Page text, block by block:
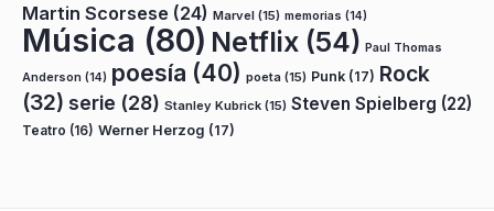
Martin Scorsese (24) Marvel (15) memorias (14)
Música (80) Netflix (54) Paul Thomas
Anderson (14) poesía (40) poeta (15) Punk (17) Rock
(32) serie (28) Stanley Kubrick (15) Steven Spielberg (22)
Teatro (16) Werner Herzog (17)